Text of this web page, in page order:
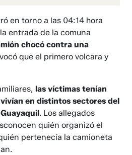
en torno a las 04:14 hora
entrada de la comuna
chocó contra una
que el primero volcara y
las víctimas tenían
en distintos sectores del
. Los allegados
quién organizó el
pertenecía la camioneta